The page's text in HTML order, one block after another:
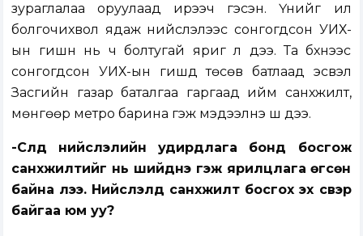
зураглалаа оруулаад ирээч гэсэн. Үүнийг ил
болгочихвол ядаж нийслэлээс сонгогдсон УИХ-
ын гишүүн нь ч болтугай яриг л дээ. Та бүхнээс
сонгогдсон УИХ-ын гишүүд төсөв батлаад эсвэл
Засгийн газар баталгаа гаргаад ийм санхүүжилт,
мөнгөөр метро барина гэж мэдээлнэ шүү дээ.
-Сүүлд нийслэлийн удирдлага бонд босгож
санхүүжилтийг нь шийднэ гэж ярилцлага өгсөн
байна лээ. Нийслэлд санхүүжилт босгох эх үүсвэр
байгаа юм уу?